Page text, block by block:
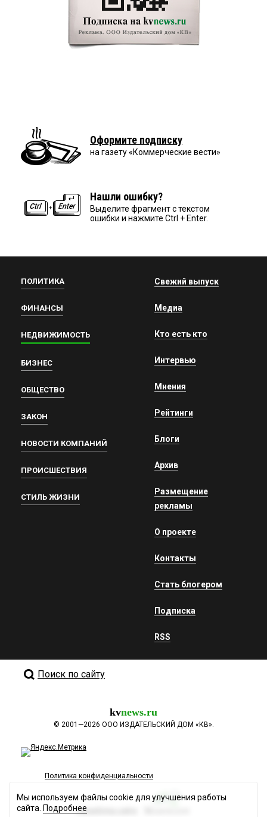
Оформите подписку
на газету «Коммерческие вести»
Нашли ошибку?
Выделите фрагмент с текстом
ошибки и нажмите Ctrl + Enter.
ПОЛИТИКА
ФИНАНСЫ
НЕДВИЖИМОСТЬ
БИЗНЕС
ОБЩЕСТВО
ЗАКОН
НОВОСТИ КОМПАНИЙ
ПРОИСШЕСТВИЯ
СТИЛЬ ЖИЗНИ
Свежий выпуск
Медиа
Кто есть кто
Интервью
Мнения
Рейтинги
Блоги
Архив
Размещение
рекламы
О проекте
Контакты
Стать блогером
Подписка
RSS
Поиск по сайту
kvnews.ru
© 2001—2026 ООО ИЗДАТЕЛЬСКИЙ ДОМ «КВ».
Политика конфиденциальности
Разработка сайта
Мы используем файлы cookie для улучшения работы
сайта. Подробнее